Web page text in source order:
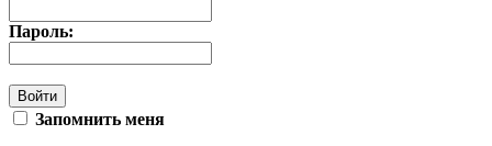
Пароль:
Запомнить меня